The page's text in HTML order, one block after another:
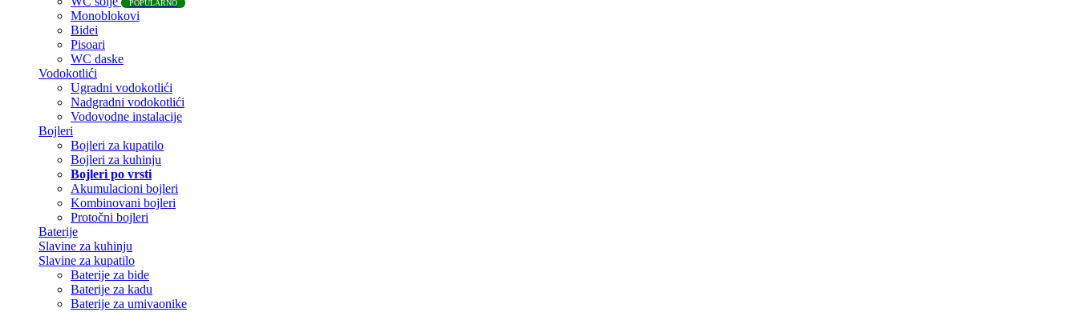
POPULARNO
Monoblokovi
Bidei
Pisoari
WC daske
Vodokotlići
Ugradni vodokotlići
Nadgradni vodokotlići
Vodovodne instalacije
Bojleri
Bojleri za kupatilo
Bojleri za kuhinju
Bojleri po vrsti
Akumulacioni bojleri
Kombinovani bojleri
Protočni bojleri
Baterije
Slavine za kuhinju
Slavine za kupatilo
Baterije za bide
Baterije za kadu
Baterije za umivaonike